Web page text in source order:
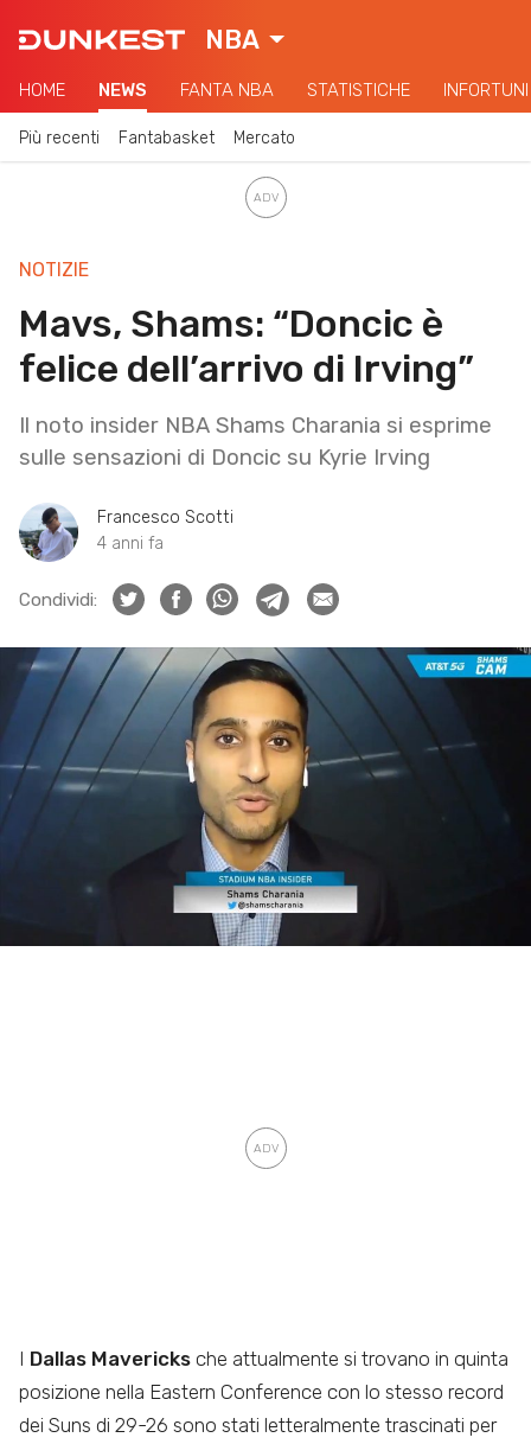
NBA
HOME NEWS FANTA NBA STATISTICHE INFORTUNI
Più recenti Fantabasket Mercato
NOTIZIE
Mavs, Shams: “Doncic è
felice dell’arrivo di Irving”
Il noto insider NBA Shams Charania si esprime
sulle sensazioni di Doncic su Kyrie Irving
Francesco Scotti
4 anni fa
Condividi:
I Dallas Mavericks che attualmente si trovano in quinta
posizione nella Eastern Conference con lo stesso record
dei Suns di 29-26 sono stati letteralmente trascinati per